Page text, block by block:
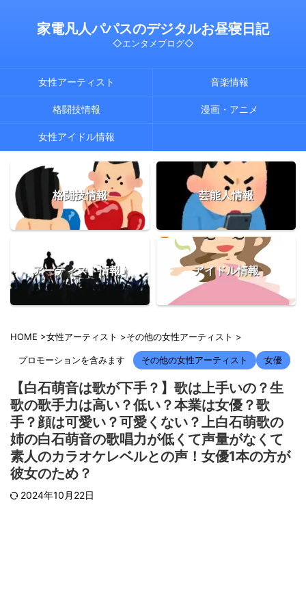
家電凡人パパスのデジタルお昼寝日記
◇エンタメブログ◇
女性アーティスト 音楽情報
格闘技情報 漫画・アニメ
女性アイドル情報
格闘技情報 芸能人情報
アーティスト情報♪ アイドル情報
HOME >女性アーティスト >その他の女性アーティスト >
プロモーションを含みます その他の女性アーティスト 女優
【白石萌音は歌が下手？】歌は上手いの？生
歌の歌手力は高い？低い？本業は女優？歌
手？顔は可愛い？可愛くない？上白石萌歌の
姉の白石萌音の歌唱力が低くて声量がなくて
素人のカラオケレベルとの声！女優1本の方が
彼女のため？
2024年10月22日